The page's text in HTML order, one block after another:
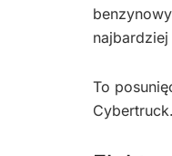
najbardziej
To